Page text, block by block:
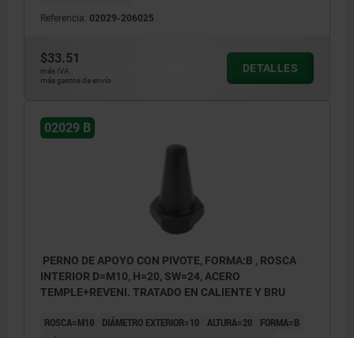
Referencia: 02029-206025
$33.51
más IVA.
más gastos de envío
DETALLES
02029 B
PERNO DE APOYO CON PIVOTE, FORMA:B , ROSCA
INTERIOR D=M10, H=20, SW=24, ACERO
TEMPLE+REVENI. TRATADO EN CALIENTE Y BRU
ROSCA=M10 DIÁMETRO EXTERIOR=10 ALTURA=20
FORMA=B